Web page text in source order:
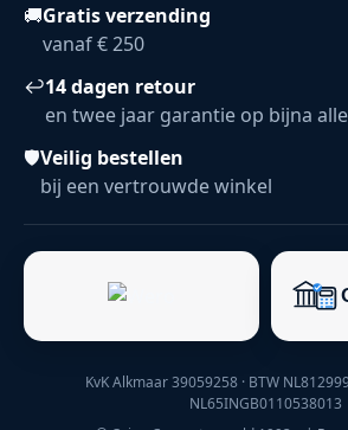
🚚Gratis verzending
vanaf € 250
↩14 dagen retour
en twee jaar garantie op bijna
🛡Veilig bestellen
bij een vertrouwde winkel
KvK Alkmaar 39059258 · BTW
NL65INGB0110538013